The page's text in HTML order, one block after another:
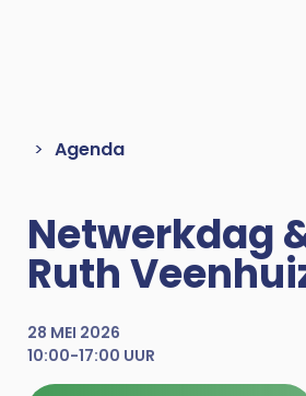
inhoudKruimelpad
Agenda
Netwerkdag
Ruth
28 MEI 2026
10:00-17:00 UUR